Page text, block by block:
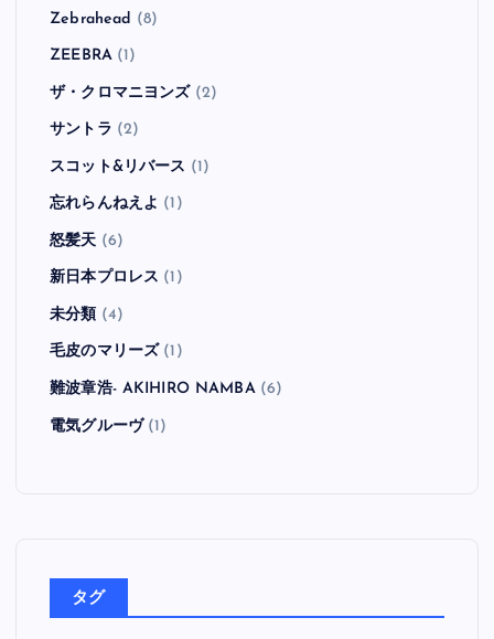
Zebrahead (8)
ZEEBRA(1)
ザ・クロマニヨンズ(2)
サントラ (2)
スコット&リバース (1)
忘れらんねえよ (1)
怒髪天 (6)
新日本プロレス (1)
未分類 (4)
毛皮のマリーズ (1)
難波章浩- AKIHIRO NAMBA(6)
電気グルーヴ(1)
タグ